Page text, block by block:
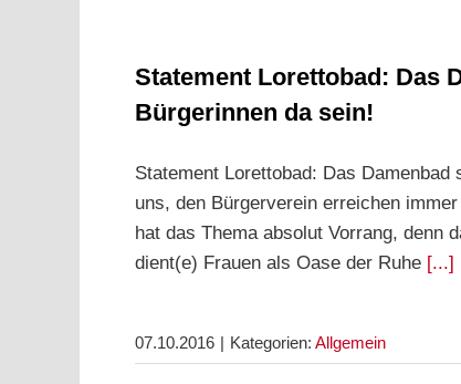
Statement Lorettobad: Das
Bürgerinnen da sein!
Statement Lorettobad: Das
uns, den Bürgerverein erreichen
hat das Thema absolut Vorrang, denn
dient(e) Frauen als Oase der Ruhe [...]
07.10.2016 | Kategorien: Allgemein